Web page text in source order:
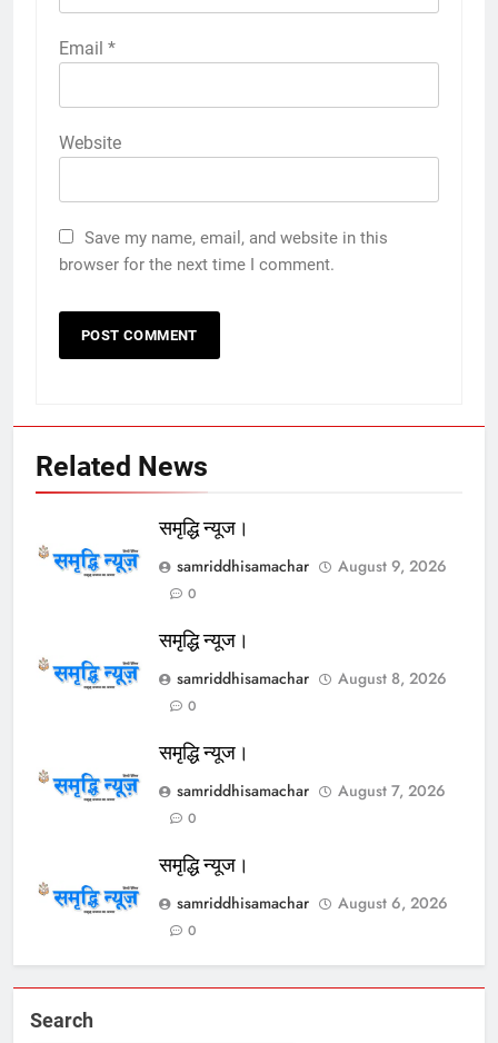
Email *
Website
Save my name, email, and website in this
browser for the next time I comment.
Related News
समृद्धि न्यूज।
samriddhisamachar
August 9, 2026
0
समृद्धि न्यूज।
samriddhisamachar
August 8, 2026
0
समृद्धि न्यूज।
samriddhisamachar
August 7, 2026
0
समृद्धि न्यूज।
samriddhisamachar
August 6, 2026
0
Search